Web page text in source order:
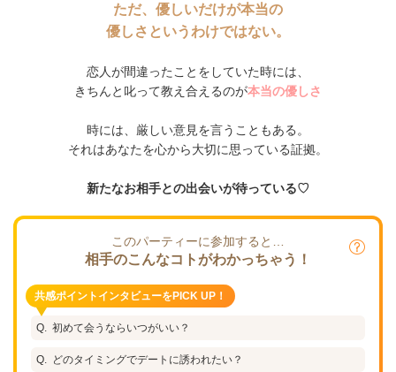
ただ、優しいだけが本当の
優しさというわけではない。
恋人が間違ったことをしていた時には、
きちんと叱って教え合えるのが本当の優しさ
時には、厳しい意見を言うこともある。
それはあなたを心から大切に思っている証拠。
新たなお相手との出会いが待っている♡
このパーティーに参加すると…
相手のこんなコトがわかっちゃう！
共感ポイントインタビューをPICK UP！
初めて会うならいつがいい？
どのタイミングでデートに誘われたい？